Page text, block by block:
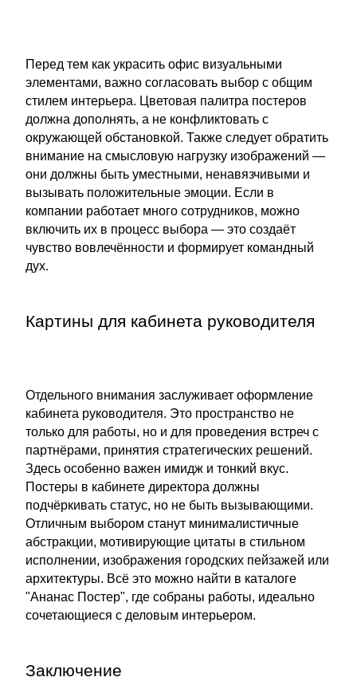
Перед тем как украсить офис визуальными
элементами, важно согласовать выбор с общим
стилем интерьера. Цветовая палитра постеров
должна дополнять, а не конфликтовать с
окружающей обстановкой. Также следует обратить
внимание на смысловую нагрузку изображений —
они должны быть уместными, ненавязчивыми и
вызывать положительные эмоции. Если в
компании работает много сотрудников, можно
включить их в процесс выбора — это создаёт
чувство вовлечённости и формирует командный
дух.
Картины для кабинета руководителя
Отдельного внимания заслуживает оформление
кабинета руководителя. Это пространство не
только для работы, но и для проведения встреч с
партнёрами, принятия стратегических решений.
Здесь особенно важен имидж и тонкий вкус.
Постеры в кабинете директора должны
подчёркивать статус, но не быть вызывающими.
Отличным выбором станут минималистичные
абстракции, мотивирующие цитаты в стильном
исполнении, изображения городских пейзажей или
архитектуры. Всё это можно найти в каталоге
"Ананас Постер", где собраны работы, идеально
сочетающиеся с деловым интерьером.
Заключение